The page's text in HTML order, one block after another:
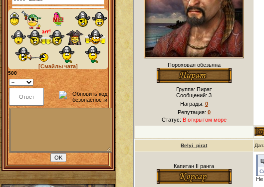
[Смайлы чата]
500
Пороховая обезьяна
Группа: Пират
Сообщений:3
Награды: 0
Репутация: 0
Статус: В открытом море
Belyi_pirat
Капитан II ранга
Не